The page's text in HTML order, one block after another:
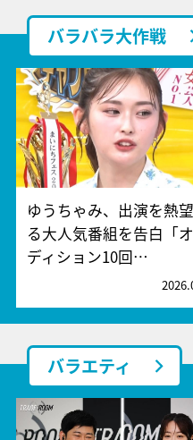
バラバラ大作戦
ゆうちゃみ、出演を熱
る大人気番組を告白「
ディション10回…
バラエティ